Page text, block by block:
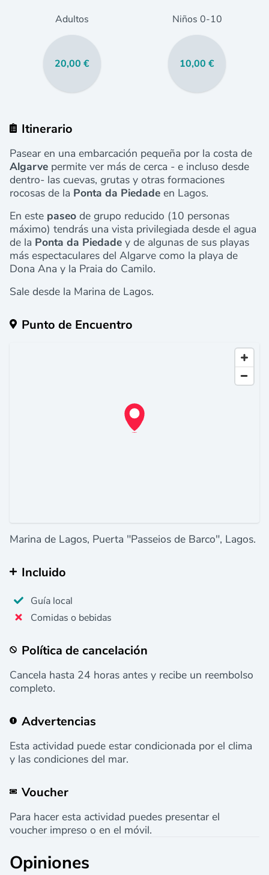
Adultos
20,00 €
Niños 0-10
10,00 €
Itinerario
Pasear en una embarcación pequeña por la costa de
Algarve permite ver más de cerca - e incluso desde
dentro- las cuevas, grutas y otras formaciones
rocosas de la Ponta da Piedade en Lagos.
En este paseo de grupo reducido (10 personas
máximo) tendrás una vista privilegiada desde el agua
de la Ponta da Piedade y de algunas de sus playas
más espectaculares del Algarve como la playa de
Dona Ana y la Praia do Camilo.
Sale desde la Marina de Lagos.
Punto de Encuentro
Marina de Lagos, Puerta "Passeios de Barco", Lagos.
Incluido
Guía local
Comidas o bebidas
Política de cancelación
Cancela hasta 24 horas antes y recibe un reembolso
completo.
Advertencias
Esta actividad puede estar condicionada por el clima
y las condiciones del mar.
Voucher
Para hacer esta actividad puedes presentar el
voucher impreso o en el móvil.
Opiniones